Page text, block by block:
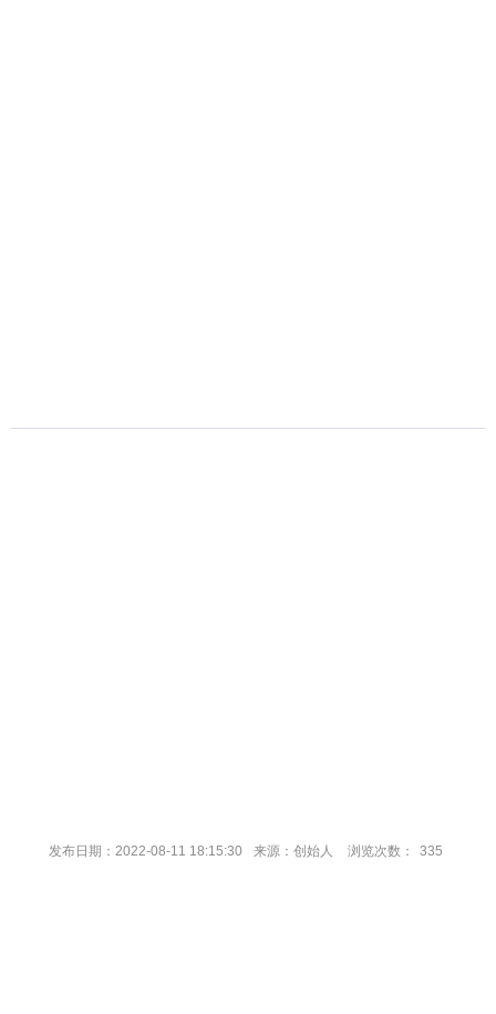
发布日期：2022-08-11 18:15:30 来源：创始人 浏览次数： 335